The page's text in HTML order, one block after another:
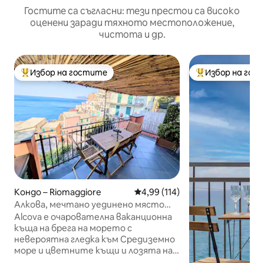
Гостите са съгласни: тези престои са високо
оценени заради тяхното местоположение,
чистота и др.
Най-популярен избор на гостите
Избор на гостите
Кондо – Riomaggiore Средна оценка: 4,99 от 5,
4,99 (114)
Алкова, мечтано уединено място
край морето
Alcova е очарователна ваканционна
къща на брега на морето с
невероятна гледка към Средиземно
море и цветните къщи и лозята на
Най-популярен
Избор на